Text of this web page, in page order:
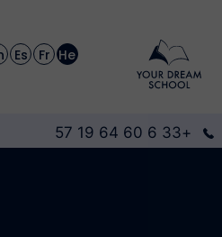
Fr
Es
En
+33 6 60 64 19 57